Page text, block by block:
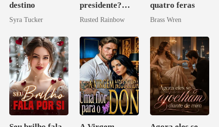
destino
Syra Tucker
presidente?
Preciosa
família
mafiosa!
Rusted Rainbow
quatro feras
Brass Wren